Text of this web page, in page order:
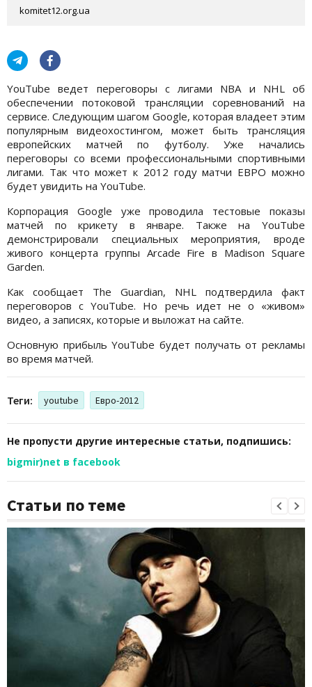
komitet12.org.ua
YouTube ведет переговоры с лигами NBA и NHL об
обеспечении потоковой трансляции соревнований на
сервисе. Следующим шагом Google, которая владеет этим
популярным видеохостингом, может быть трансляция
европейских матчей по футболу. Уже начались
переговоры со всеми профессиональными спортивными
лигами. Так что может к 2012 году матчи ЕВРО можно
будет увидить на YouTube.
Корпорация Google уже проводила тестовые показы
матчей по крикету в январе. Также на YouTube
демонстрировали специальных мероприятия, вроде
живого концерта группы Arcade Fire в Madison Square
Garden.
Как сообщает The Guardian, NHL подтвердила факт
переговоров с YouTube. Но речь идет не о «живом»
видео, а записях, которые и выложат на сайте.
Основную прибыль YouTube будет получать от рекламы
во время матчей.
Теги: youtube Евро-2012
Не пропусти другие интересные статьи, подпишись:
bigmir)net в facebook
Статьи по теме